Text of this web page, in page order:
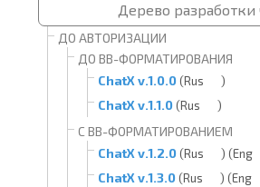
Дерево разработки
ДО АВТОРИЗАЦИИ
ДО BB-ФОРМАТИРОВАНИЯ
ChatX v.1.0.0(Rus )
ChatX v.1.1.0(Rus )
С BB-ФОРМАТИРОВАНИЕМ
ChatX v.1.2.0(Rus ) (Eng
ChatX v.1.3.0(Rus ) (Eng